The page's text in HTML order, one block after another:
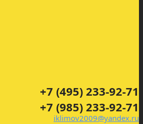
+7 (495) 233-92-71
+7 (985) 233-92-71
iklimov2009@yandex.ru